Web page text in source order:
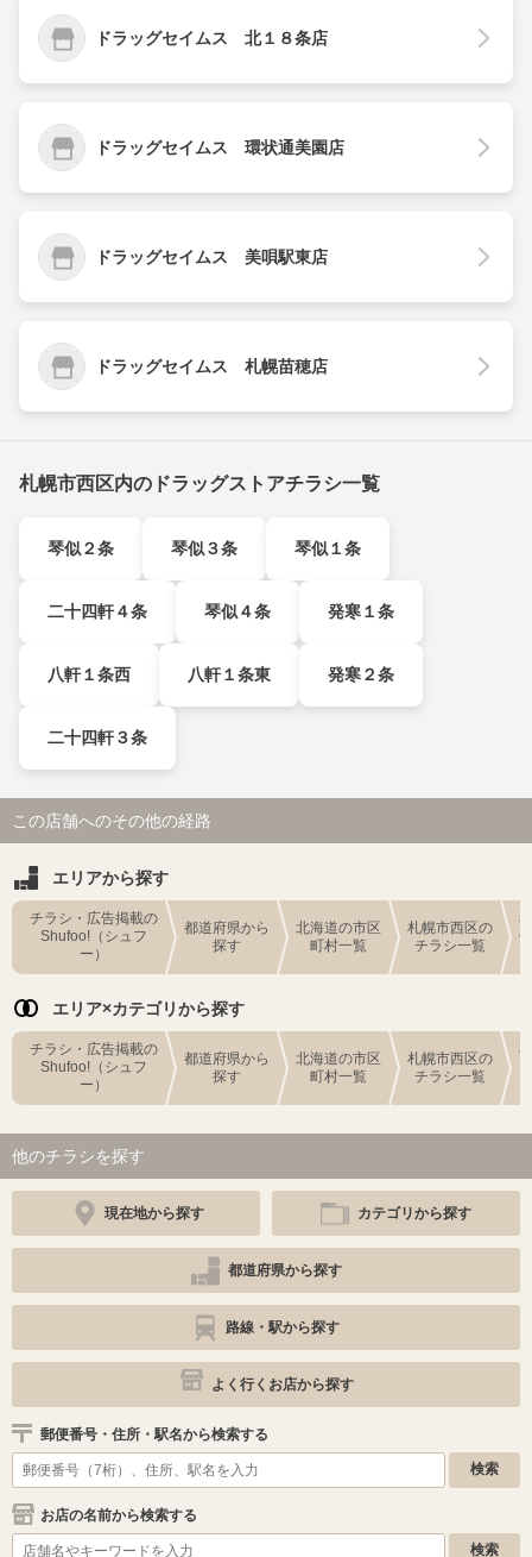
ドラッグセイムス 北１８条店
ドラッグセイムス 環状通美園店
ドラッグセイムス 美唄駅東店
ドラッグセイムス 札幌苗穂店
札幌市西区内のドラッグストアチラシ一覧
琴似２条 琴似３条 琴似１条
二十四軒４条 琴似４条 発寒１条
八軒１条西 八軒１条東 発寒２条
二十四軒３条
この店舗へのその他の経路
エリアから探す
チラシ・広告掲載の
Shufoo!（シュフ
ー）
都道府県から
探す
北海道の市区
町村一覧
札幌市西区の
チラシ一覧
エリア×カテゴリから探す
チラシ・広告掲載の
Shufoo!（シュフ
ー）
都道府県から
探す
北海道の市区
町村一覧
札幌市西区の
チラシ一覧
他のチラシを探す
現在地から探す カテゴリから探す
都道府県から探す
路線・駅から探す
よく行くお店から探す
郵便番号・住所・駅名から検索する
お店の名前から検索する